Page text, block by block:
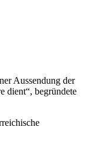
Aussendung der
dient“, begründete